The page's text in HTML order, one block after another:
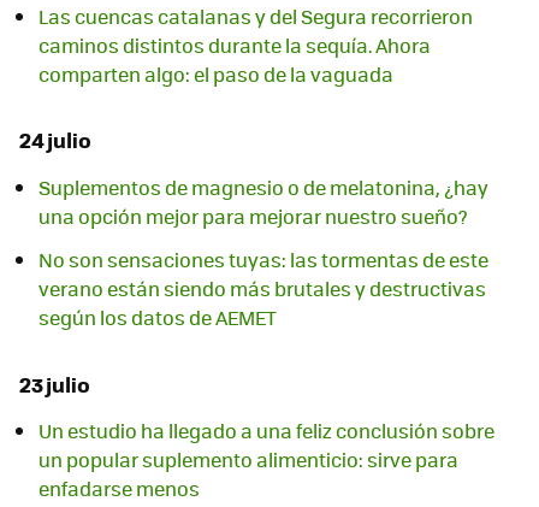
Las cuencas catalanas y del Segura recorrieron
caminos distintos durante la sequía. Ahora
comparten algo: el paso de la vaguada
24 julio
Suplementos de magnesio o de melatonina, ¿hay
una opción mejor para mejorar nuestro sueño?
No son sensaciones tuyas: las tormentas de este
verano están siendo más brutales y destructivas
según los datos de AEMET
23 julio
Un estudio ha llegado a una feliz conclusión sobre
un popular suplemento alimenticio: sirve para
enfadarse menos